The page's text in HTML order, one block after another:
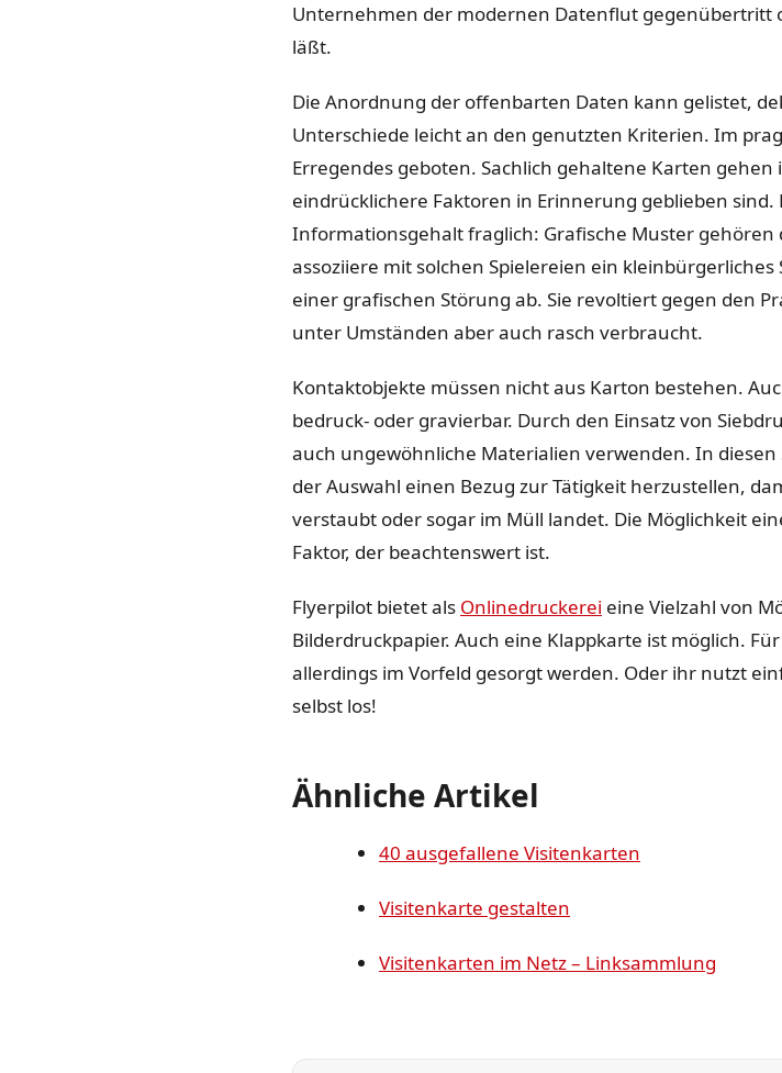
Unternehmen der modernen Datenflut gegenübertritt
läßt.
Die Anordnung der offenbarten Daten kann gelistet,
Unterschiede leicht an den genutzten Kriterien. Im
Erregendes geboten. Sachlich gehaltene Karten
eindrücklichere Faktoren in Erinnerung geblieben sind.
Informationsgehalt fraglich: Grafische Muster gehören
assoziiere mit solchen Spielereien ein
einer grafischen Störung ab. Sie revoltiert gegen den
unter Umständen aber auch rasch verbraucht.
Kontaktobjekte müssen nicht aus Karton bestehen.
bedruck- oder gravierbar. Durch den Einsatz von
auch ungewöhnliche Materialien verwenden. In
der Auswahl einen Bezug zur Tätigkeit herzustellen,
verstaubt oder sogar im Müll landet. Die Möglichkeit
Faktor, der beachtenswert ist.
Flyerpilot bietet als Onlinedruckerei eine Vielzahl von
Bilderdruckpapier. Auch eine Klappkarte ist möglich.
allerdings im Vorfeld gesorgt werden. Oder ihr nutzt
selbst los!
Ähnliche Artikel
40 ausgefallene Visitenkarten
Visitenkarte gestalten
Visitenkarten im Netz – Linksammlung